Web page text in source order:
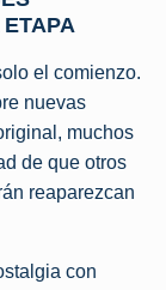
el comienzo.
nuevas
muchos
de que otros
reaparezcan
con